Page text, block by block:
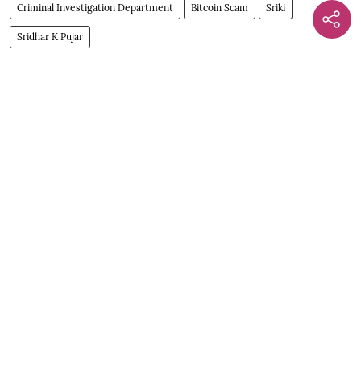
Criminal Investigation Department Bitcoin Scam Sriki
Sridhar K Pujar